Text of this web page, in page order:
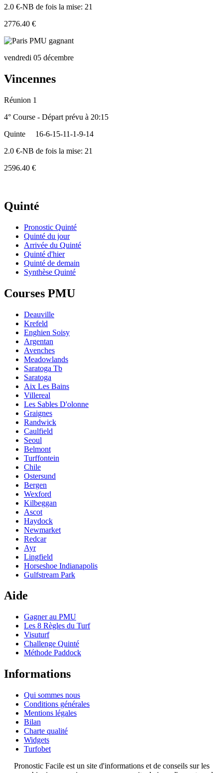
2.0 €-NB de fois la mise: 21
2776.40 €
vendredi 05 décembre
Vincennes
Réunion 1
4° Course - Départ prévu à 20:15
Quinte
16-6-15-11-1-9-14
2.0 €-NB de fois la mise: 21
2596.40 €
Quinté
Pronostic Quinté
Quinté du jour
Arrivée du Quinté
Quinté d'hier
Quinté de demain
Synthèse Quinté
Courses PMU
Deauville
Krefeld
Enghien Soisy
Argentan
Avenches
Meadowlands
Saratoga Tb
Saratoga
Aix Les Bains
Villereal
Les Sables D'olonne
Graignes
Randwick
Caulfield
Seoul
Belmont
Turffontein
Chile
Ostersund
Bergen
Wexford
Kilbeggan
Ascot
Haydock
Newmarket
Redcar
Ayr
Lingfield
Horseshoe Indianapolis
Gulfstream Park
Aide
Gagner au PMU
Les 8 Règles du Turf
Visuturf
Challenge Quinté
Méthode Paddock
Informations
Qui sommes nous
Conditions générales
Mentions légales
Bilan
Charte qualité
Widgets
Turfobet
Pronostic Facile est un site d'informations et de conseils sur les